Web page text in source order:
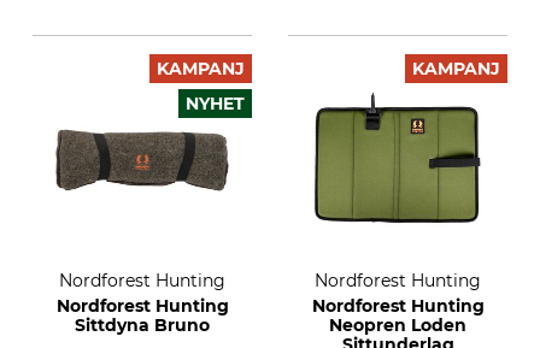
KAMPANJ
NYHET
Nordforest Hunting
Nordforest Hunting
Sittdyna Bruno
KAMPANJ
Nordforest Hunting
Nordforest Hunting
Neopren Loden